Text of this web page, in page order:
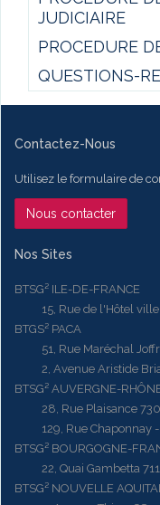
JUDICIAIRE
PROCEDURE
QUESTIONS-
Contactez-Nous
Utilisez le formulaire de
Nous contacter
Nos Sites
BTSG² ILE-DE-FRANCE
15, Rue de l'Hôtel ville
BTGS² PACA
51, Rue Maréchal
2, Avenue Aristide
BTSG² AUVERGNE-
28, Rue Plaisance
129, Rue Chaponnay -
BTSG² BOURGOGNE-
22, Quai Gambetta
BTSG² NOUVELLE